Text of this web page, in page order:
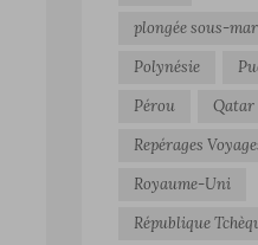
plongée sous-
Polynésie
Pérou
Qatar
Repérages
Royaume-Uni
République